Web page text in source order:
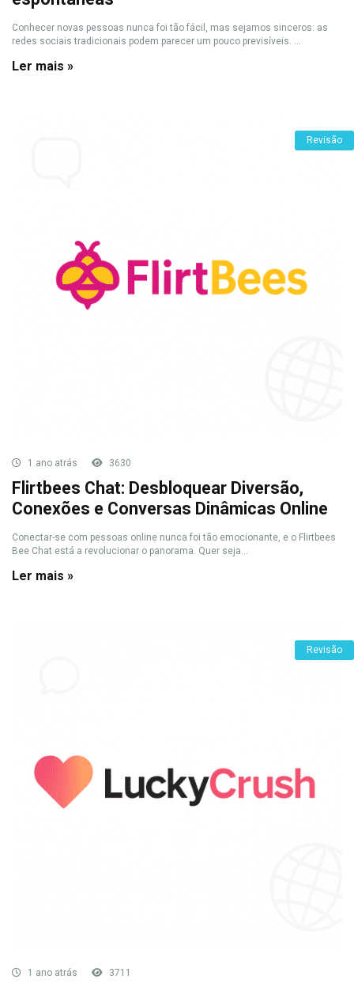
Conhecer novas pessoas nunca foi tão fácil, mas sejamos sinceros: as
redes sociais tradicionais podem parecer um pouco previsíveis. ...
Ler mais »
Revisão
1 ano atrás 3630
Flirtbees Chat: Desbloquear Diversão,
Conexões e Conversas Dinâmicas Online
Conectar-se com pessoas online nunca foi tão emocionante, e o Flirtbees
Bee Chat está a revolucionar o panorama. Quer seja...
Ler mais »
Revisão
1 ano atrás 3711